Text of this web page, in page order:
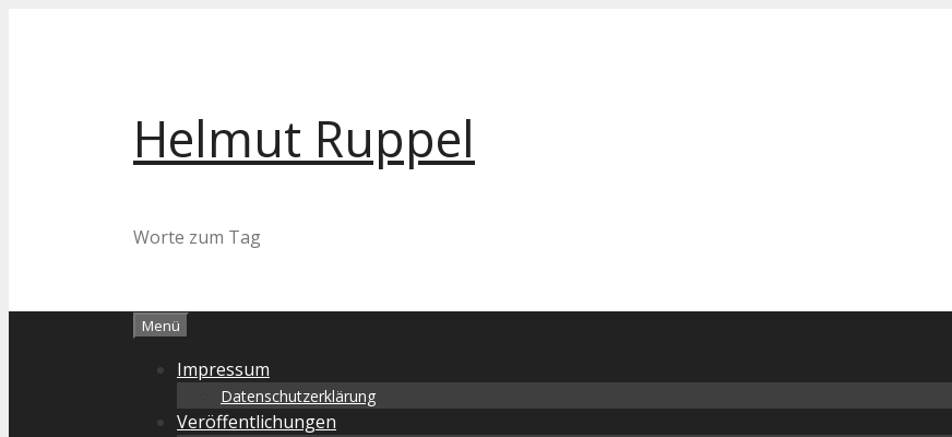
Helmut Ruppel
Worte zum Tag
Menü
Impressum
Datenschutzerklärung
Veröffentlichungen